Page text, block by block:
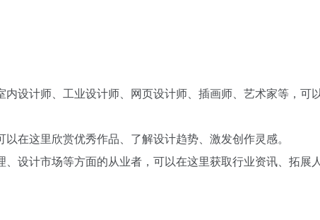
设计师、工业设计师、网页设计师、插画师、艺术家等，可
在这里欣赏优秀作品、了解设计趋势、激发创作灵感。
设计市场等方面的从业者，可以在这里获取行业资讯、拓展